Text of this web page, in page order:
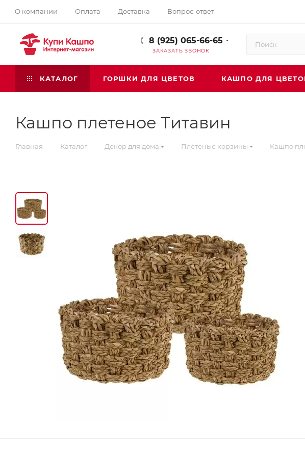
О компании Оплата Доставка Вопрос-ответ
8 (925) 065-66-65
ЗАКАЗАТЬ ЗВОНОК
КАТАЛОГ ГОРШКИ ДЛЯ ЦВЕТОВ КАШПО ДЛЯ
Кашпо плетеное Титавин
Главная — Каталог — Декор для дома — Плетеные корзины — Кашпо